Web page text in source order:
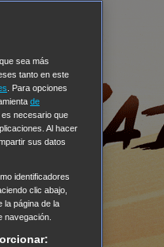
sea más
tanto en este
. Para opciones
de
necesario que
Al hacer
sus datos
identificadores
clic abajo,
la página de la
navegación.